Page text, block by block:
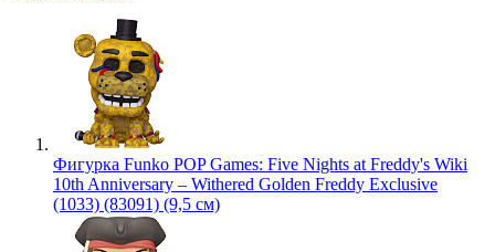
Фигурка Funko POP Games: Five Nights at Freddy's Wiki
10th Anniversary – Withered Golden Freddy Exclusive
(1033) (83091) (9,5 см)